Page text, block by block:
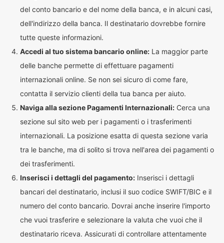
del conto bancario e del nome della banca, e in alcuni casi,
dell'indirizzo della banca. Il destinatario dovrebbe fornire
tutte queste informazioni.
Accedi al tuo sistema bancario online: La maggior parte
delle banche permette di effettuare pagamenti
internazionali online. Se non sei sicuro di come fare,
contatta il servizio clienti della tua banca per aiuto.
Naviga alla sezione Pagamenti Internazionali: Cerca una
sezione sul sito web per i pagamenti o i trasferimenti
internazionali. La posizione esatta di questa sezione varia
tra le banche, ma di solito si trova nell'area dei pagamenti o
dei trasferimenti.
Inserisci i dettagli del pagamento: Inserisci i dettagli
bancari del destinatario, inclusi il suo codice SWIFT/BIC e il
numero del conto bancario. Dovrai anche inserire l'importo
che vuoi trasferire e selezionare la valuta che vuoi che il
destinatario riceva. Assicurati di controllare attentamente